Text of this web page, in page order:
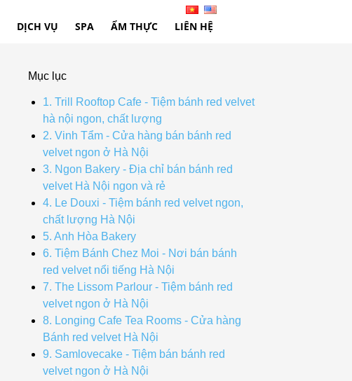
DỊCH VỤ SPA ẨM THỰC LIÊN HỆ
Mục lục
1. Trill Rooftop Cafe - Tiệm bánh red velvet
hà nội ngon, chất lượng
2. Vinh Tẩm - Cửa hàng bán bánh red
velvet ngon ở Hà Nội
3. Ngon Bakery - Địa chỉ bán bánh red
velvet Hà Nội ngon và rẻ
4. Le Douxi - Tiệm bánh red velvet ngon,
chất lượng Hà Nội
5. Anh Hòa Bakery
6. Tiệm Bánh Chez Moi - Nơi bán bánh
red velvet nổi tiếng Hà Nội
7. The Lissom Parlour - Tiệm bánh red
velvet ngon ở Hà Nội
8. Longing Cafe Tea Rooms - Cửa hàng
Bánh red velvet Hà Nội
9. Samlovecake - Tiệm bán bánh red
velvet ngon ở Hà Nội